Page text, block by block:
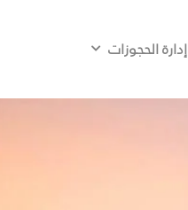
إدارة الحجوزات